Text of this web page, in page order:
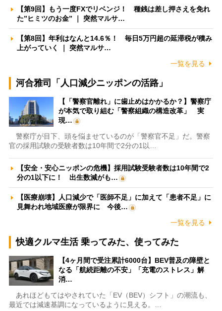
【第9回】もう一度FXでリベンジ！ 種銭は差し押さえを免れ
た”ヒミツのお金” ｜ 突然マルサ…
【第8回】年利はなんと14.6％！ 毎日5万円超の延滞税が積み
上がっていく ｜ 突然マルサ…
一覧を見る
河合雅司「人口減少ニッポンの活路」
【「警察官離れ」に歯止めはかかるか？】警察庁
が本気で取り組む「警察組織の構造改革」 実
現…
警察庁が目下、頭を悩ませているのが「警察官不足」だ。警察
官の採用試験の受験者数は10年間で2分の1以…
【安全・安心ニッポンの危機】採用試験受験者数は10年間で2
分の1以下に！ 出生数減がも…
【医療崩壊】人口減少で「医師不足」に加えて「患者不足」に
見舞われ地域医療が限界に 今後…
一覧を見る
快適クルマ生活 乗ってみた、使ってみた
【4ヶ月間で受注累計6000台】BEV普及の障壁と
なる「航続距離の不安」「充電のストレス」解
消…
あれほどもてはやされていた「EV（BEV）シフト」の潮流も、
最近では減速基調になっているように見える。…